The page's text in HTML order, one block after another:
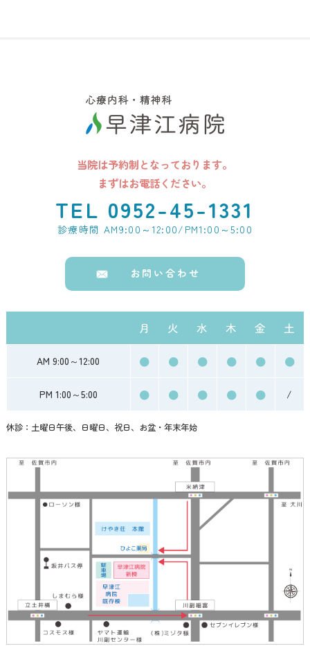
当院は予約制となっております。
まずはお電話ください。
TEL 0952-45-1331
診療時間 AM9:00～12:00/PM1:00～5:00
お問い合わせ
月 火 水 木 金 土
AM 9:00～12:00 ● ● ● ● ● ●
PM 1:00～5:00 ● ● ● ● ● /
休診：土曜日午後、日曜日、祝日、お盆・年末年始